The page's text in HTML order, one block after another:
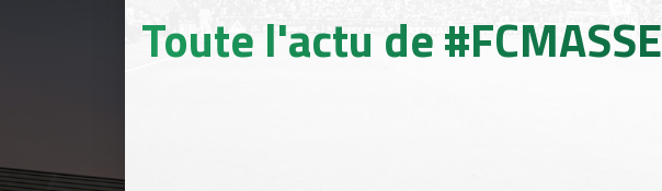
Toute l'actu de #FCMASSE